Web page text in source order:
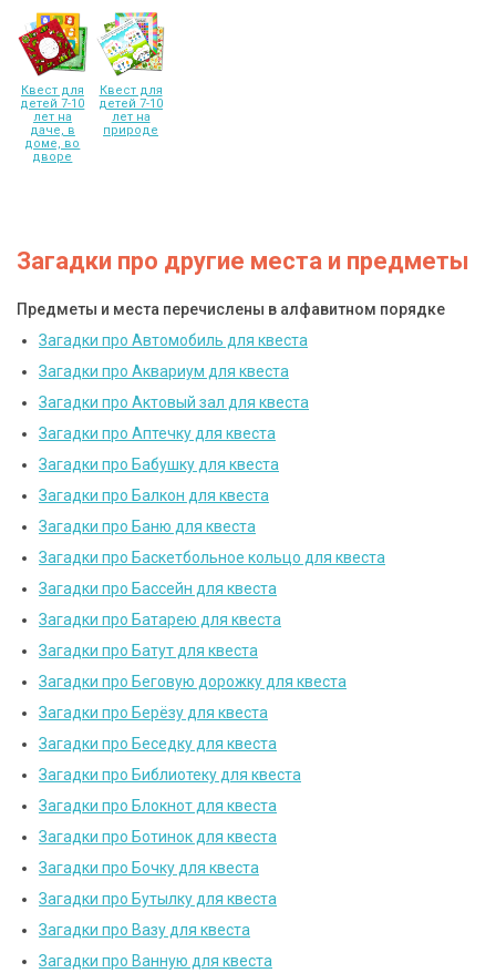
Квест для
детей 7-10
лет на
даче, в
доме, во
дворе
Квест для
детей 7-10
лет на
природе
Загадки про другие места и предметы
Предметы и места перечислены в алфавитном порядке
Загадки про Автомобиль для квеста
Загадки про Аквариум для квеста
Загадки про Актовый зал для квеста
Загадки про Аптечку для квеста
Загадки про Бабушку для квеста
Загадки про Балкон для квеста
Загадки про Баню для квеста
Загадки про Баскетбольное кольцо для квеста
Загадки про Бассейн для квеста
Загадки про Батарею для квеста
Загадки про Батут для квеста
Загадки про Беговую дорожку для квеста
Загадки про Берёзу для квеста
Загадки про Беседку для квеста
Загадки про Библиотеку для квеста
Загадки про Блокнот для квеста
Загадки про Ботинок для квеста
Загадки про Бочку для квеста
Загадки про Бутылку для квеста
Загадки про Вазу для квеста
Загадки про Ванную для квеста